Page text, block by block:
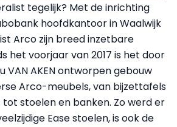
tegelijk? Met de inrichting
hoofdkantoor in Waalwijk
Arco zijn breed inzetbare
het voorjaar van 2017 is het door
AKEN ontworpen gebouw
Arco-meubels, van bijzettafels
stoelen en banken. Zo werd er
Ease stoelen, is ook de